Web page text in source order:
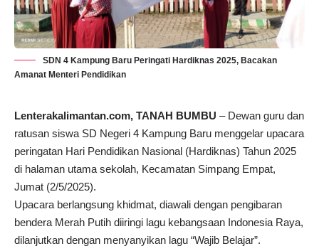
SDN 4 Kampung Baru Peringati Hardiknas 2025, Bacakan
Amanat Menteri Pendidikan
Lenterakalimantan.com, TANAH BUMBU – Dewan guru dan
ratusan siswa SD Negeri 4 Kampung Baru menggelar upacara
peringatan Hari Pendidikan Nasional (Hardiknas) Tahun 2025
di halaman utama sekolah, Kecamatan Simpang Empat,
Jumat (2/5/2025).
Upacara berlangsung khidmat, diawali dengan pengibaran
bendera Merah Putih diiringi lagu kebangsaan Indonesia Raya,
dilanjutkan dengan menyanyikan lagu “Wajib Belajar”.